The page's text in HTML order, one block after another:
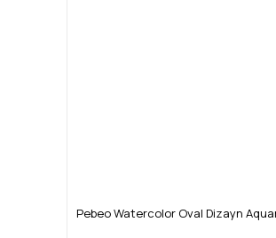
Pebeo Watercolor Oval Dizayn